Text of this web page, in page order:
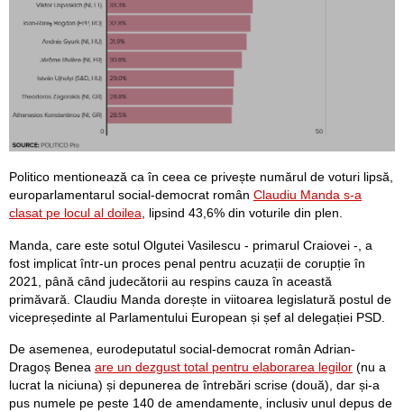
Politico mentionează ca în ceea ce privește numărul de voturi lipsă,
europarlamentarul social-democrat român Claudiu Manda s-a
clasat pe locul al doilea , lipsind 43,6% din voturile din plen.
Manda, care este sotul Olgutei Vasilescu - primarul Craiovei -, a
fost implicat într-un proces penal pentru acuzații de corupție în
2021, până când judecătorii au respins cauza în această
primăvară. Claudiu Manda dorește in viitoarea legislatură postul de
vicepreședinte al Parlamentului European și șef al delegației PSD.
De asemenea, eurodeputatul social-democrat român Adrian-
Dragoș Benea are un dezgust total pentru elaborarea legilor (nu a
lucrat la niciuna) și depunerea de întrebări scrise (două), dar și-a
pus numele pe peste 140 de amendamente, inclusiv unul depus de